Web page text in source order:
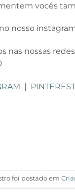
vocês
nosso
nas nossas
| PINTEREST
foi postado em